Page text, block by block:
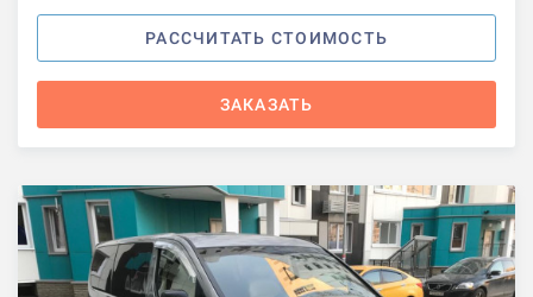
РАССЧИТАТЬ СТОИМОСТЬ
ЗАКАЗАТЬ